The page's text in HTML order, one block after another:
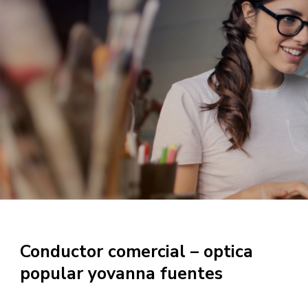
Conductor comercial – optica
popular yovanna fuentes